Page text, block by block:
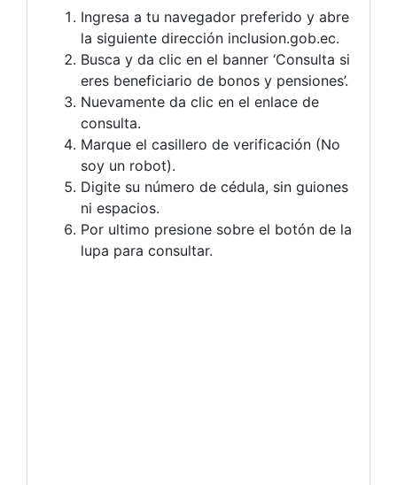
Ingresa a tu navegador preferido y abre
la siguiente dirección inclusion.gob.ec.
Busca y da clic en el banner ‘Consulta si
eres beneficiario de bonos y pensiones’.
Nuevamente da clic en el enlace de
consulta.
Marque el casillero de verificación (No
soy un robot).
Digite su número de cédula, sin guiones
ni espacios.
Por ultimo presione sobre el botón de la
lupa para consultar.